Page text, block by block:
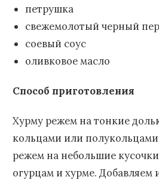
петрушка
свежемолотый черный
соевый соус
оливковое масло
Способ приготовления
Хурму режем на тонкие
кольцами или
режем на небольшие
огурцам и хурме. Добавляем